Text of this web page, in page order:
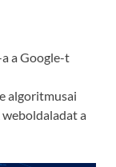
a Google-t
algoritmusai
a